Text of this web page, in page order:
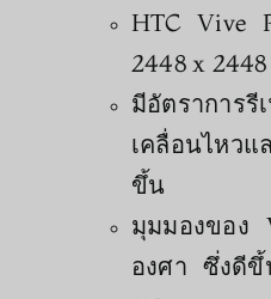
HTC Vive
2448 x
มีอัตราการ
เคลื่อนไหวแ
ขึ้น
มุมมองของ
องศา ซึ่งดี